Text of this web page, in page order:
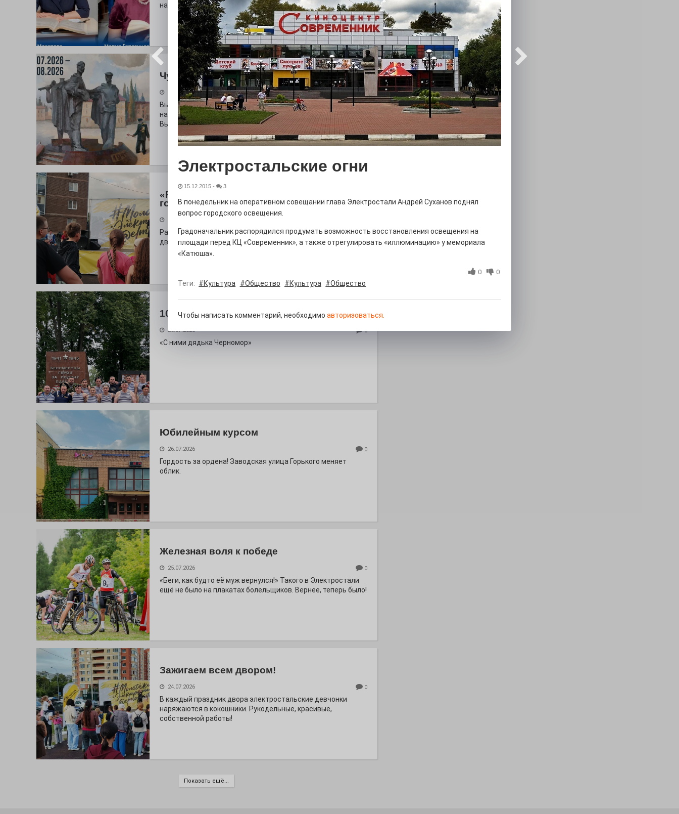
наши педагоги.
Чувство Родины — одно на всех
28.07.2026 0
Выставка «Палитра героизма» — новый масштабный проект,
на который электростальцев приглашает к себе
Выставочный зал им. Олега Коняшина.
«Районы-кварталы» путешествуют по
городу
Радость в квадрате! На этой неделе электростальцев
дважды порадует проект «Районы-кварталы».
100 футов под килем!
26.07.2026 0
«С ними дядька Черномор»
Юбилейным курсом
26.07.2026 0
Гордость за ордена! Заводская улица Горького меняет
облик.
Железная воля к победе
25.07.2026 0
«Беги, как будто её муж вернулся!» Такого в Электростали
ещё не было на плакатах болельщиков. Вернее, теперь было!
Зажигаем всем двором!
24.07.2026 0
В каждый праздник двора электростальские девчонки
наряжаются в кокошники. Рукодельные, красивые,
собственной работы!
Показать ещё...
Электростальские огни
15.12.2015 - 3
В понедельник на оперативном совещании глава Электростали Андрей Суханов поднял
вопрос городского освещения.
Градоначальник распорядился продумать возможность восстановления освещения на
площади перед КЦ «Современник», а также отрегулировать «иллюминацию» у мемориала
«Катюша».
0 0
Теги: #Культура #Общество #Культура #Общество
Чтобы написать комментарий, необходимо авторизоваться.